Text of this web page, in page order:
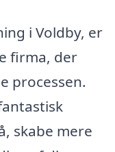
i Voldby, er
firma, der
processen.
skabe mere